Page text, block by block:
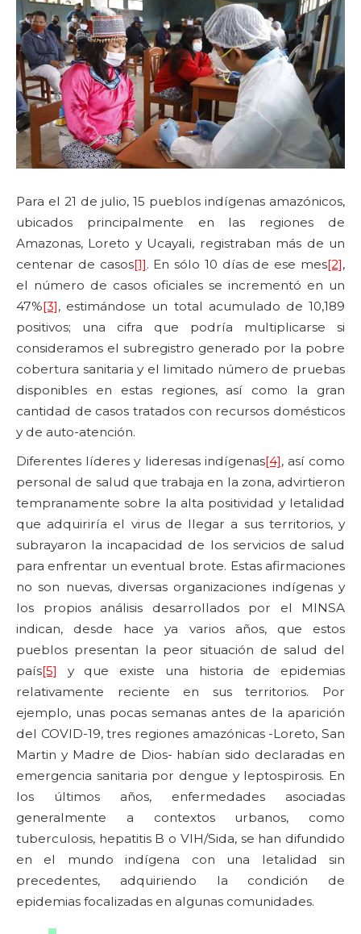
Para el 21 de julio, 15 pueblos indígenas amazónicos,
ubicados principalmente en las regiones de
Amazonas, Loreto y Ucayali, registraban más de un
centenar de casos[1]. En sólo 10 días de ese mes[2],
el número de casos oficiales se incrementó en un
47%[3], estimándose un total acumulado de 10,189
positivos; una cifra que podría multiplicarse si
consideramos el subregistro generado por la pobre
cobertura sanitaria y el limitado número de pruebas
disponibles en estas regiones, así como la gran
cantidad de casos tratados con recursos domésticos
y de auto-atención.
Diferentes líderes y lideresas indígenas[4], así como
personal de salud que trabaja en la zona, advirtieron
tempranamente sobre la alta positividad y letalidad
que adquiriría el virus de llegar a sus territorios, y
subrayaron la incapacidad de los servicios de salud
para enfrentar un eventual brote. Estas afirmaciones
no son nuevas, diversas organizaciones indígenas y
los propios análisis desarrollados por el MINSA
indican, desde hace ya varios años, que estos
pueblos presentan la peor situación de salud del
país[5]
y que existe una historia de epidemias
relativamente reciente en sus territorios. Por
ejemplo, unas pocas semanas antes de la aparición
del COVID-19, tres regiones amazónicas -Loreto, San
Martin y Madre de Dios- habían sido declaradas en
emergencia sanitaria por dengue y leptospirosis. En
los últimos años, enfermedades asociadas
generalmente a contextos urbanos, como
tuberculosis, hepatitis B o VIH/Sida, se han difundido
en el mundo indígena con una letalidad sin
precedentes, adquiriendo la condición de
epidemias focalizadas en algunas comunidades.